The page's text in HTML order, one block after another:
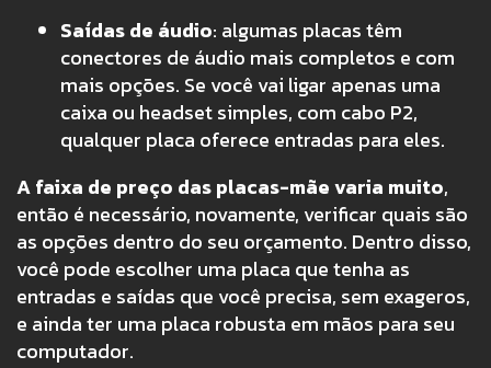
Saídas de áudio: algumas placas têm
conectores de áudio mais completos e com
mais opções. Se você vai ligar apenas uma
caixa ou headset simples, com cabo P2,
qualquer placa oferece entradas para eles.
A faixa de preço das placas-mãe varia muito,
então é necessário, novamente, verificar quais são
as opções dentro do seu orçamento. Dentro disso,
você pode escolher uma placa que tenha as
entradas e saídas que você precisa, sem exageros,
e ainda ter uma placa robusta em mãos para seu
computador.